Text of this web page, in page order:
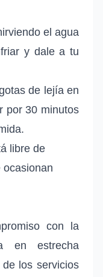
el agua
y dale a tu
de lejía en
por 30 minutos
libre de
ocasionan
con la
en estrecha
los servicios